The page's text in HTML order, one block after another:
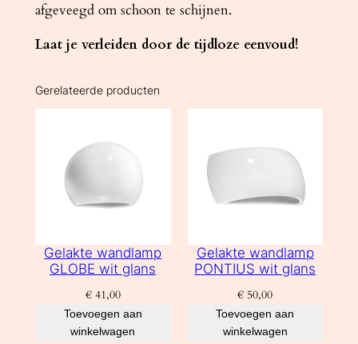
afgeveegd om schoon te schijnen.
Laat je verleiden door de tijdloze eenvoud!
Gerelateerde producten
Gelakte wandlamp
GLOBE wit glans
€41,00
Toevoegen aan
winkelwagen
Gelakte wandlamp
PONTIUS wit glans
€ 50,00
Toevoegen aan
winkelwagen